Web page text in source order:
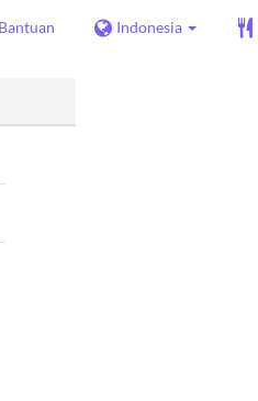
Bantuan Indonesia